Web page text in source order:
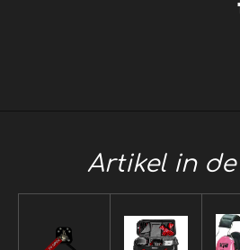
Artikel in